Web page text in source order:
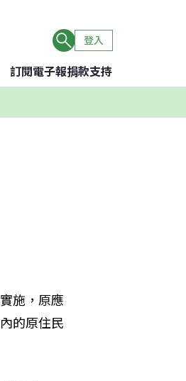
登入
訂閱電子報捐款支持
施，原應
的原住民